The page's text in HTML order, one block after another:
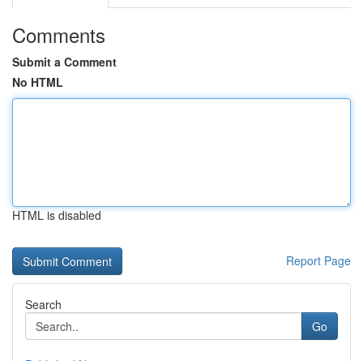
Comments
Submit a Comment
No HTML
HTML is disabled
Report Page
Search
Go